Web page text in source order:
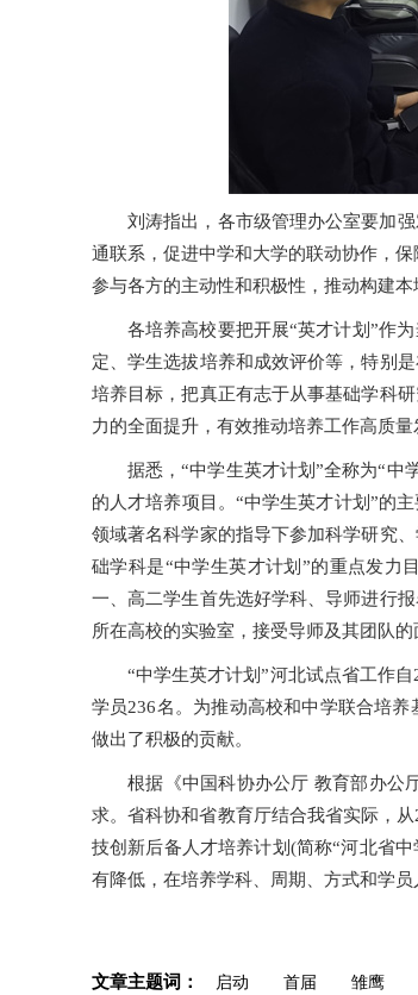
刘涛指出，各市级管理办公室要加
通联系，促进中学和大学的联动协作，
参与各方的主动性和积极性，推动构建
各培养高校要把开展“英才计划”作
定、学生选拔培养和成效评价等，特别
培养目标，把真正有志于从事基础学科
力的全面提升，有效推动培养工作高质量
据悉，“中学生英才计划”全称为“中
的人才培养项目。“中学生英才计划”的
领域著名科学家的指导下参加科学研究
础学科是“中学生英才计划”的重点发力
一、高二学生首先选好学科、导师进行
所在高校的实验室，接受导师及其团队的
“中学生英才计划”河北试点省工作
学员236名。为推动高校和中学联合培
做出了积极的贡献。
根据《中国科协办公厅 教育部办公
求。省科协和省教育厅结合我省实际，
技创新后备人才培养计划(简称“河北省
有降低，在培养学科、周期、方式和学
文章主题词： 启动 首届 雏鹰